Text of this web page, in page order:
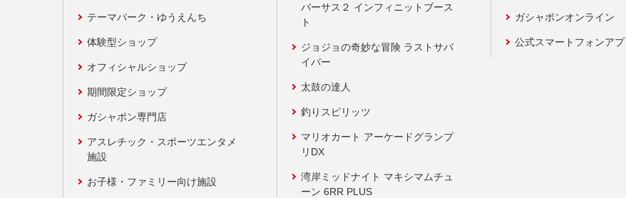
テーマパーク・ゆうえんち
体験型ショップ
オフィシャルショップ
期間限定ショップ
ガシャポン専門店
アスレチック・スポーツエンタメ
施設
お子様・ファミリー向け施設
バーサス２ インフィニットブース
ト
ジョジョの奇妙な冒険 ラストサバ
イバー
太鼓の達人
釣りスピリッツ
マリオカート アーケードグランプ
リDX
湾岸ミッドナイト マキシマムチュ
ーン 6RR PLUS
ガシャポンオンライン
公式スマートフォンアプ